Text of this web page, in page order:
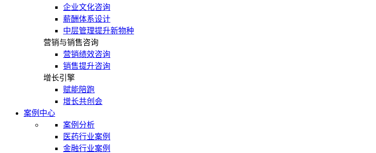
企业文化咨询
薪酬体系设计
中层管理提升新物种
营销与销售咨询
营销绩效咨询
销售提升咨询
增长引擎
赋能陪跑
增长共创会
案例中心
案例分析
医药行业案例
金融行业案例